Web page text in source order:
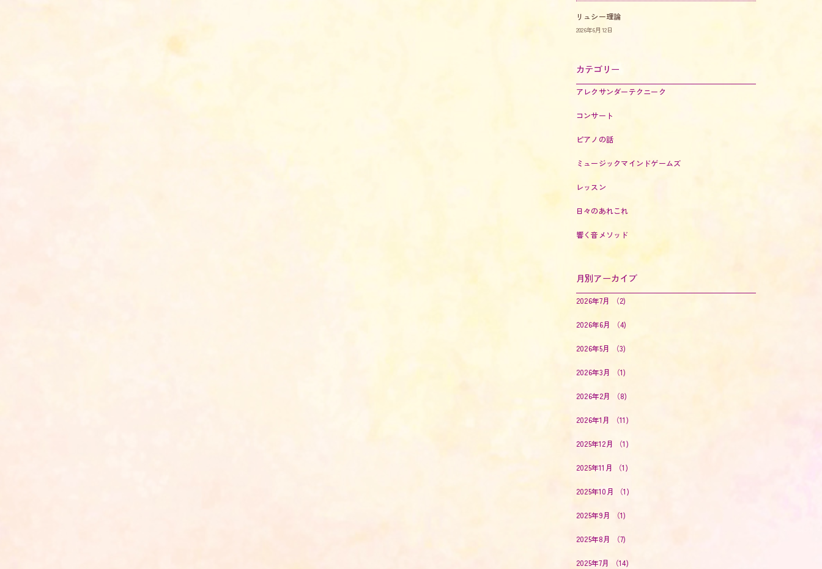
リュシー理論
2026年6月12日
カテゴリー
アレクサンダーテクニーク
コンサート
ピアノの話
ミュージックマインドゲームズ
レッスン
日々のあれこれ
響く音メソッド
月別アーカイブ
2026年7月 （2)
2026年6月 （4)
2026年5月 （3)
2026年3月 （1)
2026年2月 （8)
2026年1月 （11)
2025年12月 （1)
2025年11月 （1)
2025年10月 （1)
2025年9月 （1)
2025年8月 （7)
2025年7月 （14)